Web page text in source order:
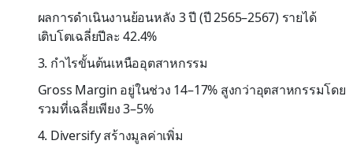
ผลการดำเนินงานย้อนหลัง 3ปี (ปี2565–2567) รายได้
เติบโตเฉลี่ยปีละ42.4%
3. กำไรขั้นต้นเหนืออุตสาหกรรม
Gross Margin อยู่ในช่วง 14–17% สูงกว่าอุตสาหกรรมโดย
รวมที่เฉลี่ยเพียง3–5%
4. Diversifyสร้างมูลค่าเพิ่ม